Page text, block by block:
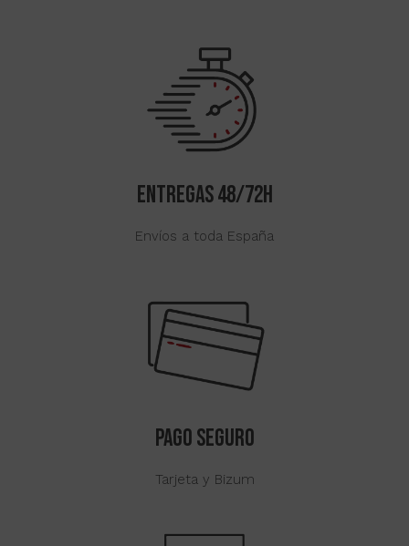
ENTREGAS 48/72H
Envíos a toda España
PAGO SEGURO
Tarjeta y Bizum